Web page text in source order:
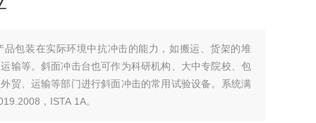
包装在实际环境中抗冲击的能力，如搬运、货架的堆
输等。斜面冲击台也可作为科研机构、大中专院校、包
贸、运输等部门进行斜面冲击的常用试验设备。系统满
，ISTA 1A。